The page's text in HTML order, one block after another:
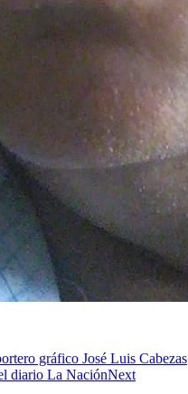
gráfico José Luis Cabezas
diario La NaciónNext